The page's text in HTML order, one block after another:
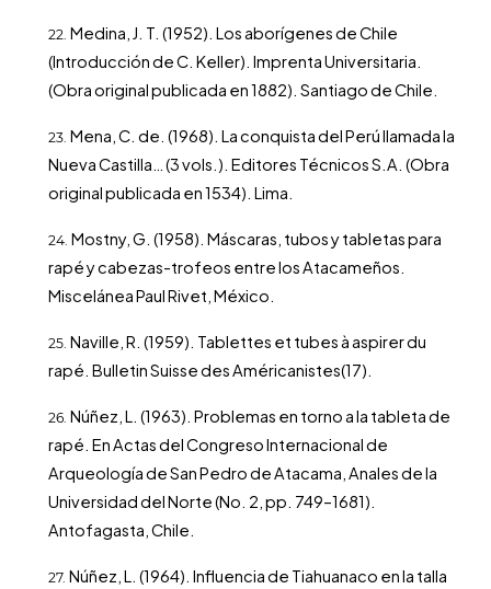
Medina, J. T. (1952). Los aborígenes de Chile
(Introducción de C. Keller). Imprenta Universitaria.
(Obra original publicada en 1882). Santiago de Chile.
Mena, C. de. (1968). La conquista del Perú llamada la
Nueva Castilla… (3 vols.). Editores Técnicos S.A. (Obra
original publicada en 1534). Lima.
Mostny, G. (1958). Máscaras, tubos y tabletas para
rapé y cabezas-trofeos entre los Atacameños.
Miscelánea Paul Rivet, México.
Naville, R. (1959). Tablettes et tubes à aspirer du
rapé. Bulletin Suisse des Américanistes(17).
Núñez, L. (1963). Problemas en torno a la tableta de
rapé. En Actas del Congreso Internacional de
Arqueología de San Pedro de Atacama, Anales de la
Universidad del Norte (No. 2, pp. 749–1681).
Antofagasta, Chile.
Núñez, L. (1964). Influencia de Tiahuanaco en la talla